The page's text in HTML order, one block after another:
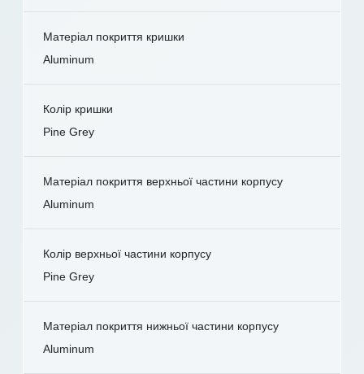
Матеріал покриття кришки
Aluminum
Колір кришки
Pine Grey
Матеріал покриття верхньої частини корпусу
Aluminum
Колір верхньої частини корпусу
Pine Grey
Матеріал покриття нижньої частини корпусу
Aluminum